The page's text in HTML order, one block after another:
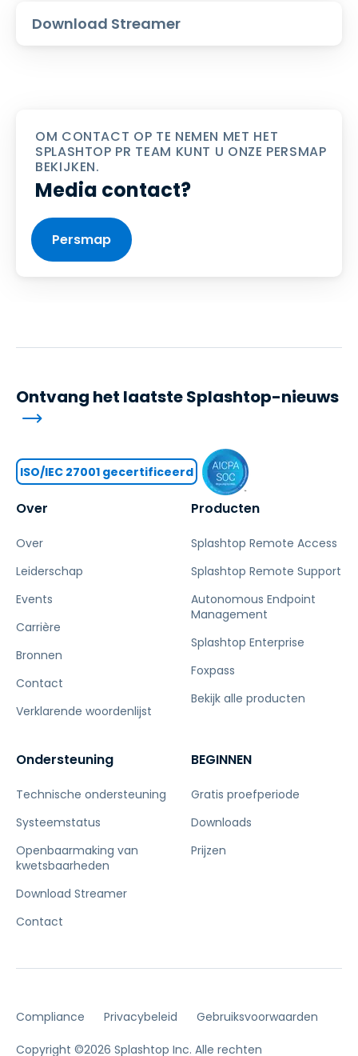
Download Streamer
OM CONTACT OP TE NEMEN MET HET
SPLASHTOP PR TEAM KUNT U ONZE PERSMAP
BEKIJKEN.
Media contact?
Persmap
Over
Over
Leiderschap
Events
Carrière
Bronnen
Contact
Verklarende woordenlijst
Producten
Splashtop Remote Access
Splashtop Remote Support
Autonomous Endpoint
Management
Splashtop Enterprise
Foxpass
Bekijk alle producten
Ondersteuning
Technische ondersteuning
Systeemstatus
Openbaarmaking van
kwetsbaarheden
Download Streamer
Contact
BEGINNEN
Gratis proefperiode
Downloads
Prijzen
Ontvang het laatste Splashtop-nieuws
ISO/IEC 27001 gecertificeerd
Compliance Privacybeleid Gebruiksvoorwaarden
Copyright ©2026 Splashtop Inc. Alle rechten